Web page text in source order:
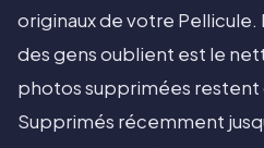
originaux de votre
des gens oublient est le
photos supprimées restent
Supprimés récemment